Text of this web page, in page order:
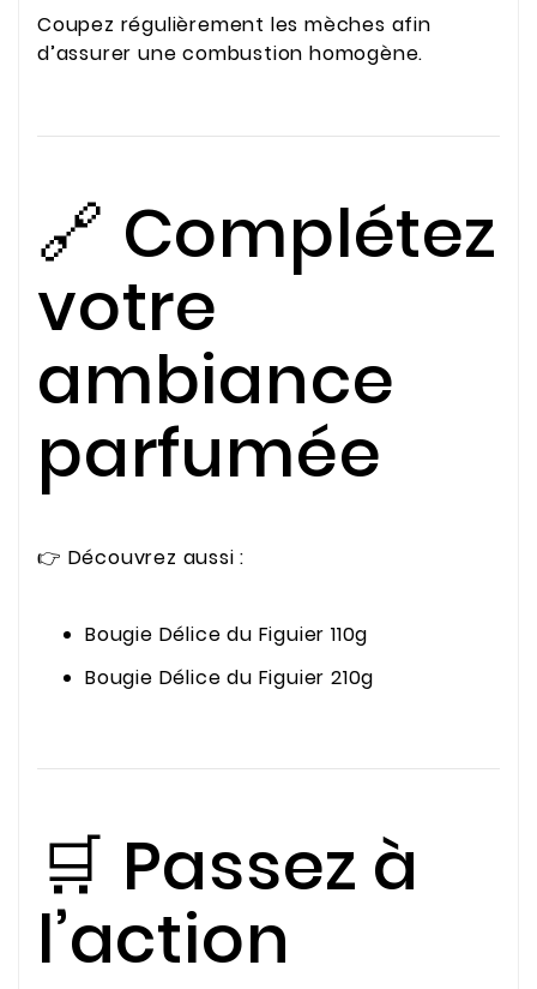
Coupez régulièrement les mèches afin
d’assurer une combustion homogène.
🔗 Complétez
votre
ambiance
parfumée
👉 Découvrez aussi :
Bougie Délice du Figuier 110g
Bougie Délice du Figuier 210g
🛒 Passez à
l’action